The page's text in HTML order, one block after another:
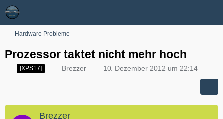
Hardware Probleme
Prozessor taktet nicht mehr hoch
[XPS17] Brezzer 10. Dezember 2012 um 22:14
Brezzer